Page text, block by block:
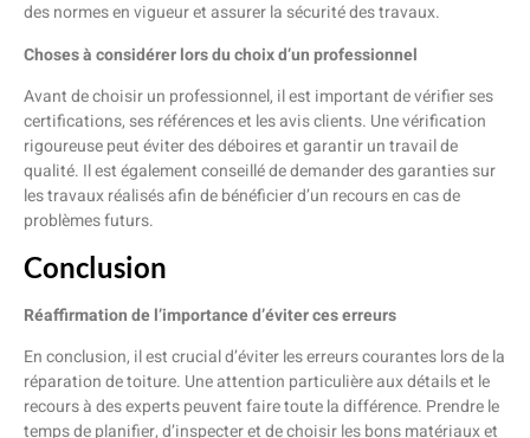
des normes en vigueur et assurer la sécurité des travaux.
Choses à considérer lors du choix d’un professionnel
Avant de choisir un professionnel, il est important de vérifier ses
certifications, ses références et les avis clients. Une vérification
rigoureuse peut éviter des déboires et garantir un travail de
qualité. Il est également conseillé de demander des garanties sur
les travaux réalisés afin de bénéficier d’un recours en cas de
problèmes futurs.
Conclusion
Réaffirmation de l’importance d’éviter ces erreurs
En conclusion, il est crucial d’éviter les erreurs courantes lors de la
réparation de toiture. Une attention particulière aux détails et le
recours à des experts peuvent faire toute la différence. Prendre le
temps de planifier, d’inspecter et de choisir les bons matériaux et